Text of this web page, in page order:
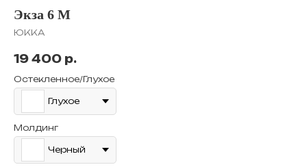
Экза 6 М
ЮККА
19 400 р.
Остекленное/Глухое
Глухое
Молдинг
Черный